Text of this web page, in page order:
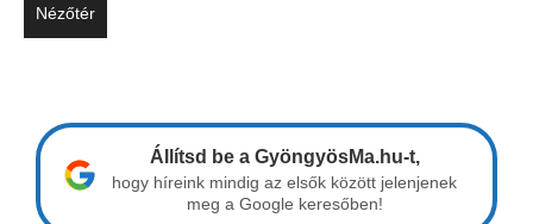
Nézőtér
Állítsd be a GyöngyösMa.hu-t,
hogy híreink mindig az elsők között jelenjenek
meg a Google keresőben!